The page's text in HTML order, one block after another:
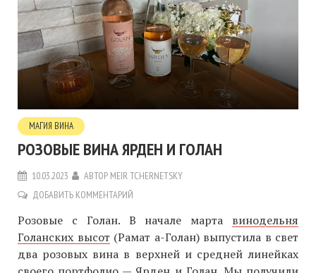
МАГИЯ ВИНА
РОЗОВЫЕ ВИНА ЯРДЕН И ГОЛАН
10.03.2023 АВТОР MEIR TCHERNETSKY
ДОБАВИТЬ КОММЕНТАРИЙ
Розовые с Голан. В начале марта винодельня
Голанских высот (Рамат а-Голан) выпустила в свет
два розовых вина в верхней и средней линейках